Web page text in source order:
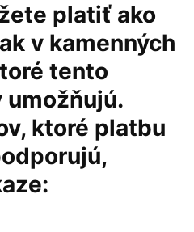
platiť ako
v kamenných
tento
ktoré platbu